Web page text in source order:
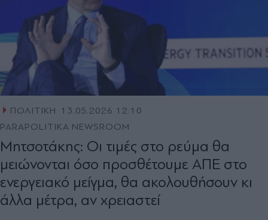
ΠΟΛΙΤΙΚΗ
13.05.2026 12:10
PARAPOLITIKA NEWSROOM
Μητσοτάκης: Οι τιμές στο ρεύμα θα
μειώνονται όσο προσθέτουμε ΑΠΕ στο
ενεργειακό μείγμα, θα ακολουθήσουν κι
άλλα μέτρα, αν χρειαστεί